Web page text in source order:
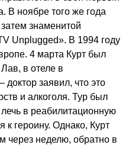
В ноябре того же года
знаменитой
Unplugged». В 1994 году
4 марта Курт был
в отеле в
доктор заявил, что это
и алкоголя. Тур был
в реабилитационную
к героину. Однако, Курт
через неделю, обратно в